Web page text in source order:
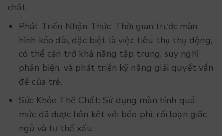
chất.
Phát Triển Nhận Thức: Thời gian trước màn
hình kéo dài, đặc biệt là việc tiêu thụ thụ động,
có thể cản trở khả năng tập trung, suy nghĩ
phản biện, và phát triển kỹ năng giải quyết vấn
đề của trẻ.
Sức Khỏe Thể Chất: Sử dụng màn hình quá
mức đã được liên kết với béo phì, rối loạn giấc
ngủ và tư thế xấu.